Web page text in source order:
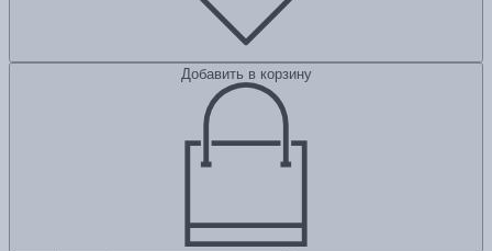
Добавить в корзину